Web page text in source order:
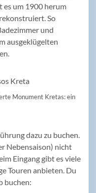
es um 1900 herum
So
und
ausgeklügelten
Monument Kretas: ein
dazu zu buchen.
Nebensaison) nicht
Eingang gibt es viele
Touren anbieten. Du
buchen: